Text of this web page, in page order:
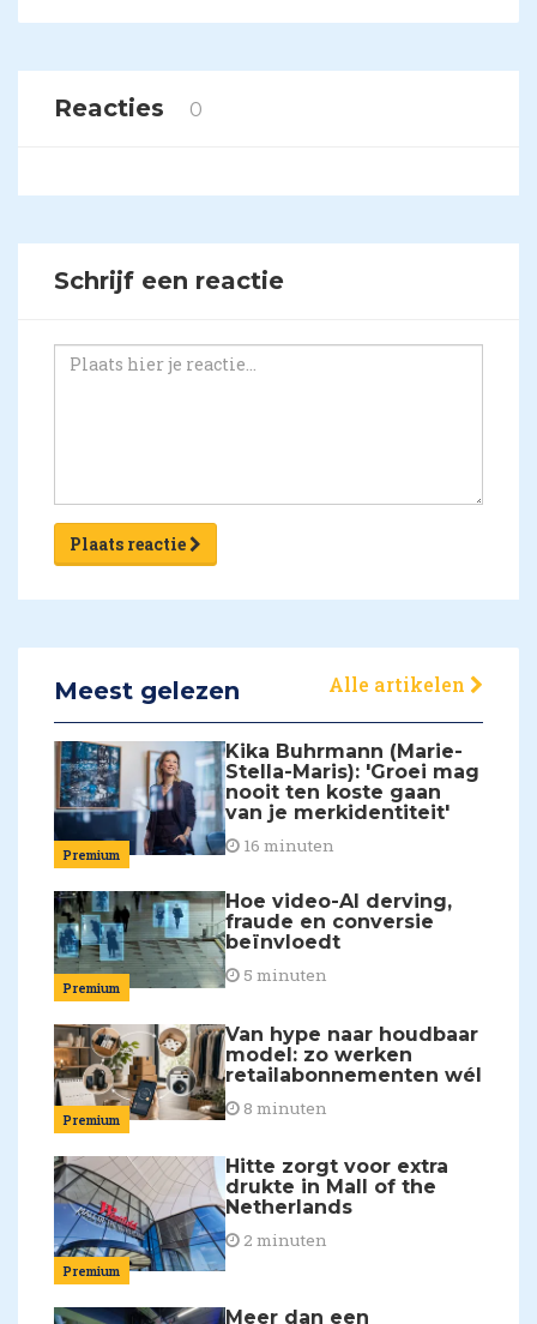
Reacties 0
Schrijf een reactie
Plaats reactie
Meest gelezen Alle artikelen
Premium
Kika Buhrmann (Marie-
Stella-Maris): 'Groei mag
nooit ten koste gaan
van je merkidentiteit'
16 minuten
Premium
Hoe video-AI derving,
fraude en conversie
beïnvloedt
5 minuten
Premium
Van hype naar houdbaar
model: zo werken
retailabonnementen wél
8 minuten
Premium
Hitte zorgt voor extra
drukte in Mall of the
Netherlands
2 minuten
Meer dan een